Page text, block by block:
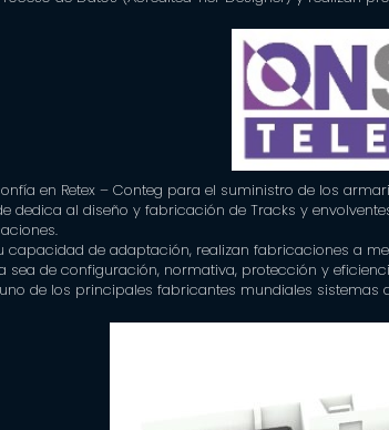
en Retex – Conteg para el suministro de los
dedica al diseño y fabricación de Tracks y
capacidad de adaptación, realizan fabricaciones a
sea de configuración, normativa, protección y
uno de los principales fabricantes mundiales